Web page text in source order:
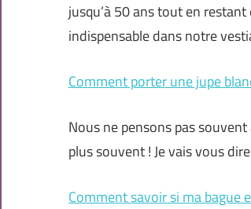
jusqu’à 50 ans tout en
indispensable dans notre
Comment porter une jupe
Nous ne pensons pas
plus souvent ! Je vais vous
Comment savoir si ma bague